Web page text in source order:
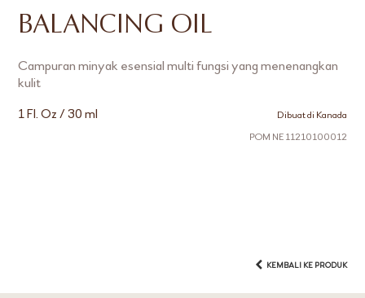
BALANCING OIL
Campuran minyak esensial multi fungsi yang menenangkan
kulit
1 Fl. Oz / 30 ml
Dibuat di Kanada
POM NE 11210100012
KEMBALI KE PRODUK